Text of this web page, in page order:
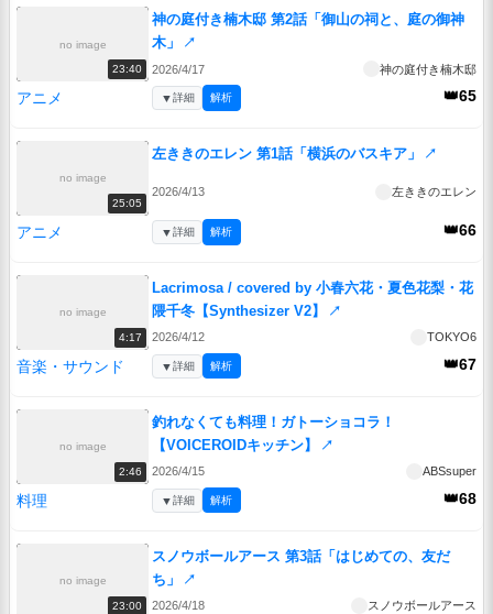
no image
23:40
神の庭付き楠木邸 第2話「御山の祠と、庭の御神
木」
↗
2026/4/17 神の庭付き楠木邸
アニメ 👑65
▼詳細 解析
no image
25:05
左ききのエレン 第1話「横浜のバスキア」 ↗
2026/4/13 左ききのエレン
アニメ 👑66
▼詳細 解析
no image
4:17
Lacrimosa / covered by 小春六花・夏色花梨・花
隈千冬【Synthesizer V2】
↗
2026/4/12 TOKYO6
音楽・サウンド 👑67
▼詳細 解析
no image
2:46
釣れなくても料理！ガトーショコラ！
【VOICEROIDキッチン】
↗
2026/4/15 ABSsuper
料理 👑68
▼詳細 解析
no image
23:00
スノウボールアース 第3話「はじめての、友だ
ち」
↗
2026/4/18 スノウボールアース